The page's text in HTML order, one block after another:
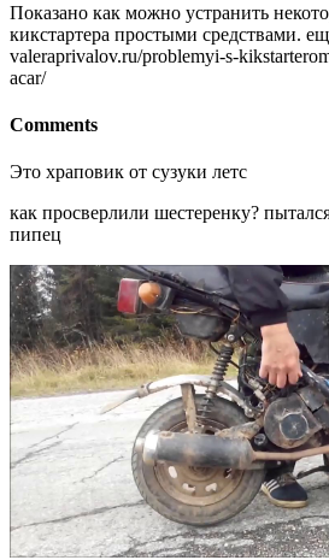
Показано как можно устранить
кикстартера простыми средствами.
valeraprivalov.ru/problemyi-s-
acar/
Comments
Это храповик от сузуки летс
как просверлили шестеренку?
пипец